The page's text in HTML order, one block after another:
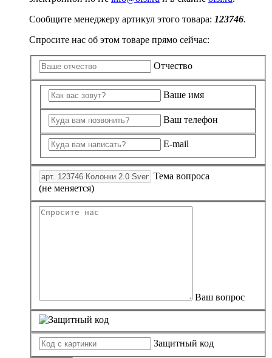
Сообщите менеджеру артикул этого товара: 123746.
Спросите нас об этом товаре прямо сейчас:
Отчество
Ваше имя
Ваш телефон
E-mail
Тема вопроса
(не меняется)
Ваш вопрос
Защитный код